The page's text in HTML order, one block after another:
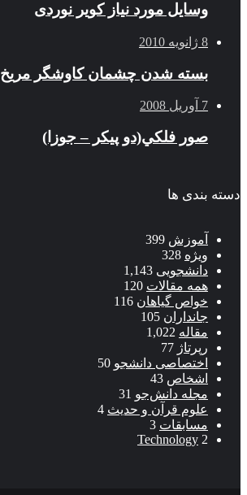
وسایل مورد نیاز کویر نوردی
8 ژانویه 2010
بسته شدن چشمان کاوشگر مريخ
7 آوریل 2008
صور فلكي(دو پیکر – جوزا)
دسته بندی ها
آموزش 399
ویژه 328
دانشجویی 1,143
همه مقالات 120
خواص گیاهان 116
جانداران 105
مقاله 1,022
رپرتاژ 77
اختصاصی دانشجو 50
اشخاص 43
مجله دانش‌جو 31
علوم قرآن و حدیث 4
مسابقات 3
Technology 2